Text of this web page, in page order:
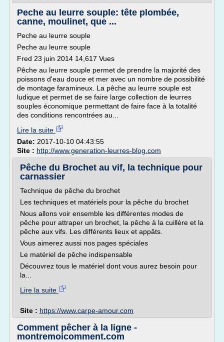
Peche au leurre souple: tête plombée,
canne, moulinet, que ...
Peche au leurre souple
Peche au leurre souple
Fred 23 juin 2014 14,617 Vues
Pêche au leurre souple permet de prendre la majorité des
poissons d'eau douce et mer avec un nombre de possibilité
de montage faramineux. La pêche au leurre souple est
ludique et permet de se faire large collection de leurres
souples économique permettant de faire face à la totalité
des conditions rencontrées au...
Lire la suite
Date: 2017-10-10 04:43:55
Site : http://www.generation-leurres-blog.com
Pêche du Brochet au vif, la technique pour
carnassier
Technique de pêche du brochet
Les techniques et matériels pour la pêche du brochet
Nous allons voir ensemble les différentes modes de
pêche pour attraper un brochet, la pêche à la cuillère et la
pêche aux vifs. Les différents lieux et appâts.
Vous aimerez aussi nos pages spéciales
Le matériel de pêche indispensable
Découvrez tous le matériel dont vous aurez besoin pour
la...
Lire la suite
Site : https://www.carpe-amour.com
Comment pêcher à la ligne -
montremoicomment.com